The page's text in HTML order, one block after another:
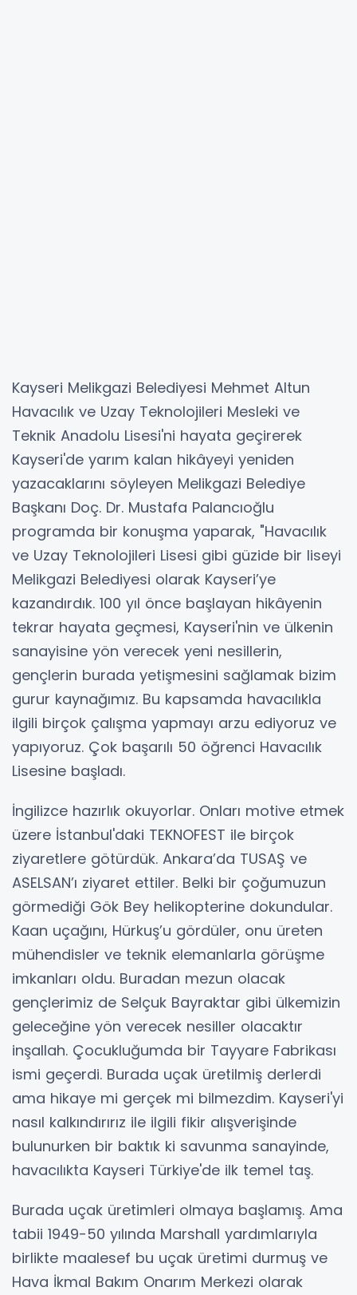
Kayseri Melikgazi Belediyesi Mehmet Altun
Havacılık ve Uzay Teknolojileri Mesleki ve
Teknik Anadolu Lisesi'ni hayata geçirerek
Kayseri'de yarım kalan hikâyeyi yeniden
yazacaklarını söyleyen Melikgazi Belediye
Başkanı Doç. Dr. Mustafa Palancıoğlu
programda bir konuşma yaparak, "Havacılık
ve Uzay Teknolojileri Lisesi gibi güzide bir liseyi
Melikgazi Belediyesi olarak Kayseri’ye
kazandırdık. 100 yıl önce başlayan hikâyenin
tekrar hayata geçmesi, Kayseri'nin ve ülkenin
sanayisine yön verecek yeni nesillerin,
gençlerin burada yetişmesini sağlamak bizim
gurur kaynağımız. Bu kapsamda havacılıkla
ilgili birçok çalışma yapmayı arzu ediyoruz ve
yapıyoruz. Çok başarılı 50 öğrenci Havacılık
Lisesine başladı.
İngilizce hazırlık okuyorlar. Onları motive etmek
üzere İstanbul'daki TEKNOFEST ile birçok
ziyaretlere götürdük. Ankara’da TUSAŞ ve
ASELSAN’ı ziyaret ettiler. Belki bir çoğumuzun
görmediği Gök Bey helikopterine dokundular.
Kaan uçağını, Hürkuş’u gördüler, onu üreten
mühendisler ve teknik elemanlarla görüşme
imkanları oldu. Buradan mezun olacak
gençlerimiz de Selçuk Bayraktar gibi ülkemizin
geleceğine yön verecek nesiller olacaktır
inşallah. Çocukluğumda bir Tayyare Fabrikası
ismi geçerdi. Burada uçak üretilmiş derlerdi
ama hikaye mi gerçek mi bilmezdim. Kayseri'yi
nasıl kalkındırırız ile ilgili fikir alışverişinde
bulunurken bir baktık ki savunma sanayinde,
havacılıkta Kayseri Türkiye'de ilk temel taş.
Burada uçak üretimleri olmaya başlamış. Ama
tabii 1949-50 yılında Marshall yardımlarıyla
birlikte maalesef bu uçak üretimi durmuş ve
Hava İkmal Bakım Onarım Merkezi olarak